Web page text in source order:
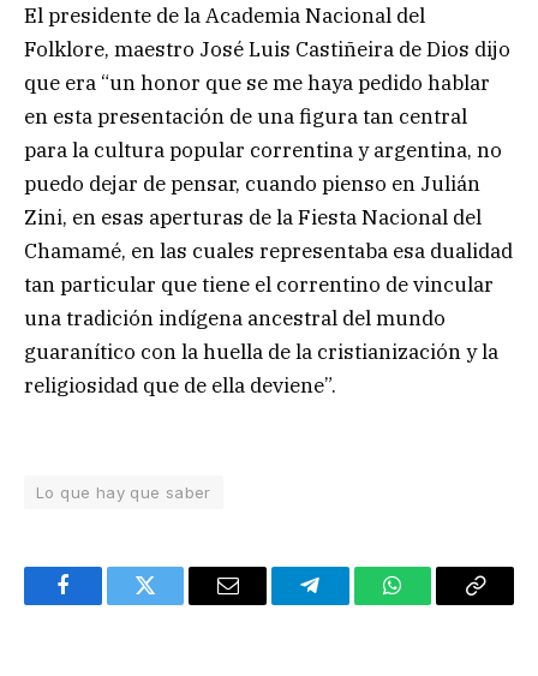
El presidente de la Academia Nacional del
Folklore, maestro José Luis Castiñeira de Dios dijo
que era “un honor que se me haya pedido hablar
en esta presentación de una figura tan central
para la cultura popular correntina y argentina, no
puedo dejar de pensar, cuando pienso en Julián
Zini, en esas aperturas de la Fiesta Nacional del
Chamamé, en las cuales representaba esa dualidad
tan particular que tiene el correntino de vincular
una tradición indígena ancestral del mundo
guaranítico con la huella de la cristianización y la
religiosidad que de ella deviene”.
Lo que hay que saber
FacebookTwitter Email TelegramWhatsAppCopy